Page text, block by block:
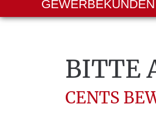
GEWERBEKUNDEN
BITTE
CENTS